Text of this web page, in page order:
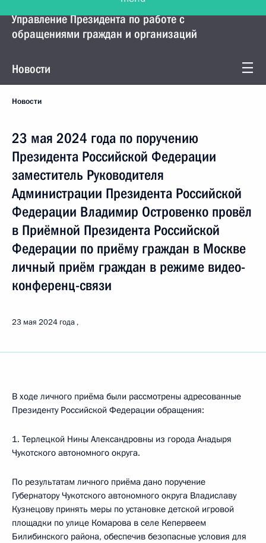
Управление Президента по работе с
обращениями граждан и организаций
Новости
Новости
23 мая 2024 года по поручению
Президента Российской Федерации
заместитель Руководителя
Администрации Президента Российской
Федерации Владимир Островенко провёл
в Приёмной Президента Российской
Федерации по приёму граждан в Москве
личный приём граждан в режиме видео-
конференц-связи
23 мая 2024 года
В ходе личного приёма были рассмотрены адресованные
Президенту Российской Федерации обращения:
1. Терлецкой Нины Александровны из города Анадыря
Чукотского автономного округа.
По результатам личного приёма дано поручение
Губернатору Чукотского автономного округа Владиславу
Кузнецову принять меры по установке детской игровой
площадки по улице Комарова в селе Кепервеем
Билибинского района, обеспечив безопасные условия для